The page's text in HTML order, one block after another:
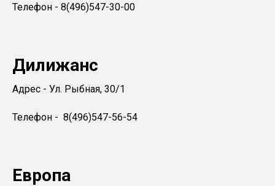
Телефон - 8(496)547-30-00
Дилижанс
Адрес - Ул. Рыбная, 30/1
Телефон - 8(496)547-56-54
Европа